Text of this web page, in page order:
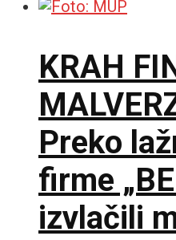
KRAH
Preko
firme
izvlačili